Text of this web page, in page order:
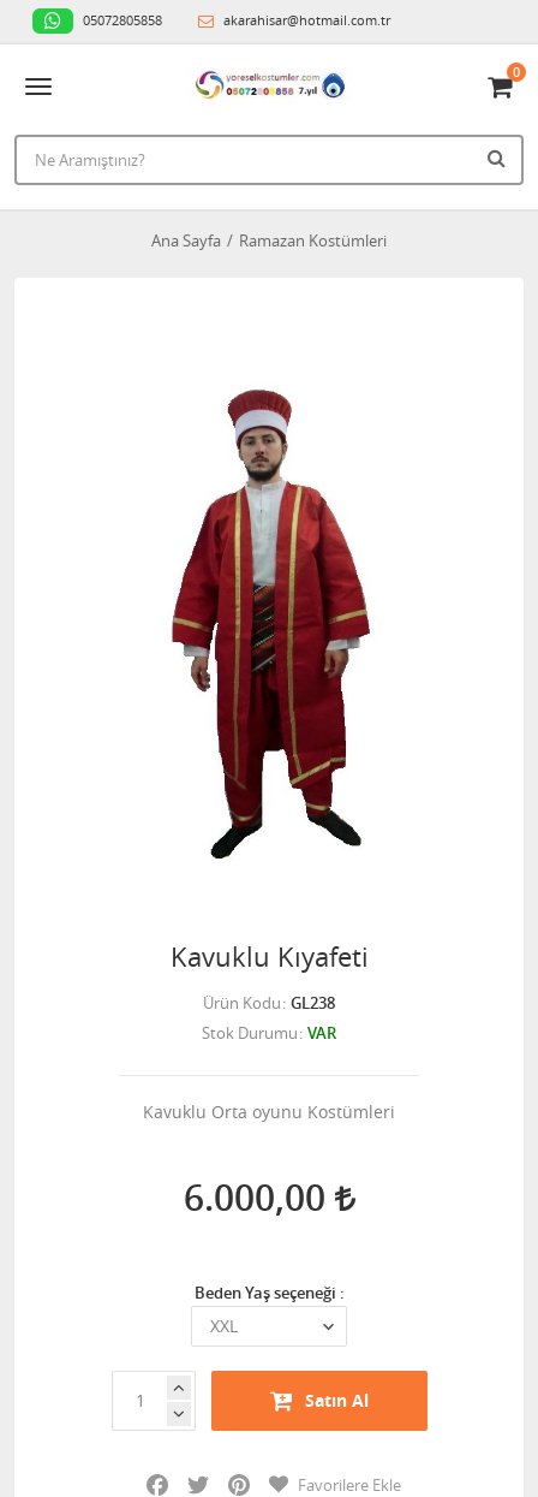
05072805858 akarahisar@hotmail.com.tr
0
Ana Sayfa Ramazan Kostümleri
Kavuklu Kıyafeti
Ürün Kodu GL238
Stok Durumu VAR
Kavuklu Orta oyunu Kostümleri
6.000,00
Beden Yaş seçeneği :
Satın Al
Facebook
Twitter PinterestFavorilere Ekle